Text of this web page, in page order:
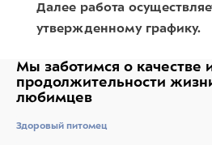
Далее работа
утвержденному графику.
Мы заботимся о качестве
продолжительности
любимцев
Здоровый питомец